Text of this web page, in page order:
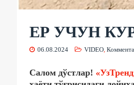
ЕР УЧУН
06.08.2024 VIDEO,
Салом дўстлар!